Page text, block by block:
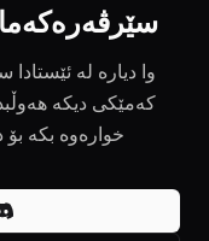
وا دیارە لە
کەمێکی دیکە
خوارەوە بکە بۆ